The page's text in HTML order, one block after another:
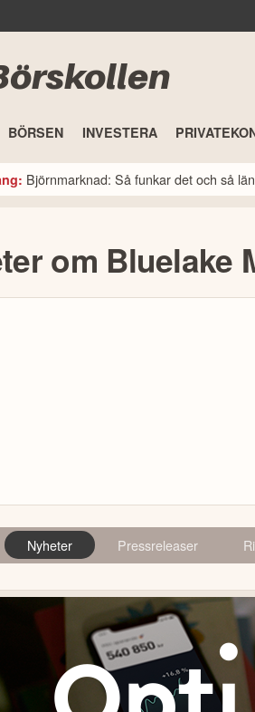
BÖRSEN INVESTERA
Björnmarknad: Så funkar det och så
om Bluelake
Nyheter Pressreleaser